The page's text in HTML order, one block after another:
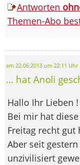
Antworten
Themen-Abo
am 22.06.2013 um 22:11 Uhr
... hat Anoli
Hallo Ihr Lieben !
Bei mir hat
Freitag recht gut
Aber seit
unzivilisiert